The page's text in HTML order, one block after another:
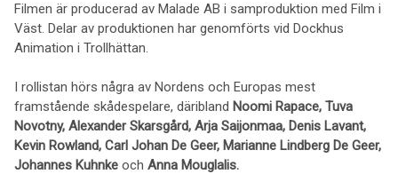
Filmen är producerad av Malade AB i samproduktion med Film i
Väst. Delar av produktionen har genomförts vid Dockhus
Animation i Trollhättan.
I rollistan hörs några av Nordens och Europas mest
framstående skådespelare, däribland Noomi Rapace, Tuva
Novotny, Alexander Skarsgård, Arja Saijonmaa, Denis Lavant,
Kevin Rowland, Carl Johan De Geer, Marianne Lindberg De Geer,
Johannes Kuhnke och Anna Mouglalis.